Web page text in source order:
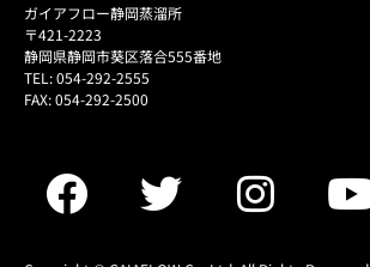
ガイアフロー静岡蒸溜所
〒421-2223
静岡県静岡市葵区落合555番地
TEL: 054-292-2555
FAX: 054-292-2500